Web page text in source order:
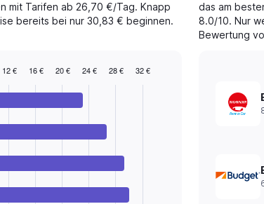
mit Tarifen ab 26,70 €/Tag. Knapp
bereits bei nur 30,83 € beginnen.
12 € 16 € 20 € 24 € 28 € 32 €
das am
8.0/10. Nur
Bewertung